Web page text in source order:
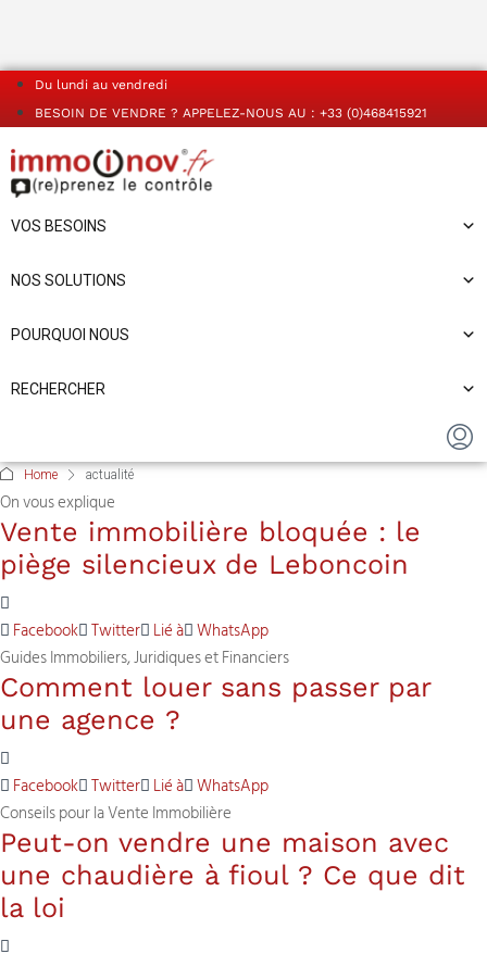
Du lundi au vendredi
BESOIN DE VENDRE ? APPELEZ-NOUS AU : +33 (0)468415921
VOS BESOINS
NOS SOLUTIONS
POURQUOI NOUS
RECHERCHER
Home actualité
On vous explique
Vente immobilière bloquée : le
piège silencieux de Leboncoin
Facebook Twitter Lié à WhatsApp
Guides Immobiliers, Juridiques et Financiers
Comment louer sans passer par
une agence ?
Facebook Twitter Lié à WhatsApp
Conseils pour la Vente Immobilière
Peut-on vendre une maison avec
une chaudière à fioul ? Ce que dit
la loi